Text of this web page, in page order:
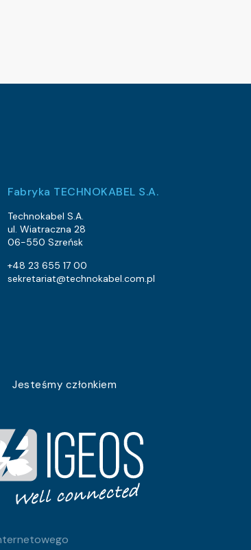
Fabryka TECHNOKABEL S.A.
Technokabel S.A.
ul. Wiatraczna 28
06-550 Szreńsk
+48 23 655 17 00
sekretariat@technokabel.com.pl
Jesteśmy członkiem